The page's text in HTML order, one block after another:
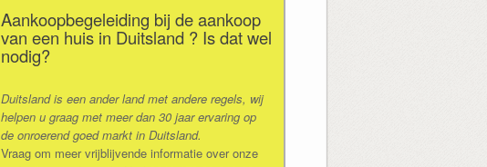
Aankoopbegeleiding bij de aankoop
van een huis in Duitsland ? Is dat wel
nodig?
Duitsland is een ander land met andere regels, wij
helpen u graag met meer dan 30 jaar ervaring op
de onroerend goed markt in Duitsland.
Vraag om meer vrijblijvende informatie over onze